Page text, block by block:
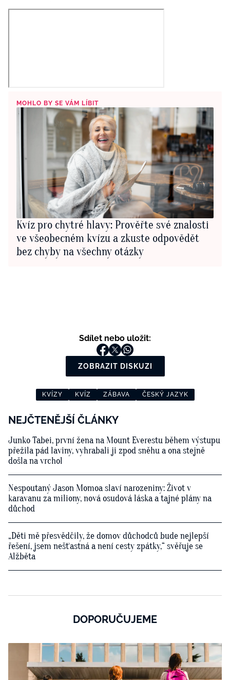
MOHLO BY SE VÁM LÍBIT
Kvíz pro chytré hlavy: Prověřte své znalosti
ve všeobecném kvízu a zkuste odpovědět
bez chyby na všechny otázky
Sdílet nebo uložit:
ZOBRAZIT DISKUZI
KVÍZY KVÍZ ZÁBAVA ČESKÝ JAZYK
NEJČTENĚJŠÍ ČLÁNKY
Junko Tabei, první žena na Mount Everestu během výstupu
přežila pád laviny, vyhrabali ji zpod sněhu a ona stejně
došla na vrchol
Nespoutaný Jason Momoa slaví narozeniny: Život v
karavanu za miliony, nová osudová láska a tajné plány na
důchod
„Děti mě přesvědčily, že domov důchodců bude nejlepší
řešení, jsem nešťastná a není cesty zpátky,“ svěřuje se
Alžběta
DOPORUČUJEME